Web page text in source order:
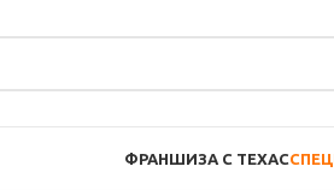
ФРАНШИЗА С TEXAC